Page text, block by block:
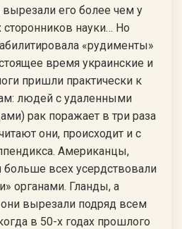
его более чем у
науки… Но
«рудименты»
время украинские и
пришли практически к
людей с удаленными
рак поражает в три раза
они, происходит и с
Американцы,
больше всех усердствовали
органами. Гланды, а
вырезали подряд всем
в 50-х годах прошлого